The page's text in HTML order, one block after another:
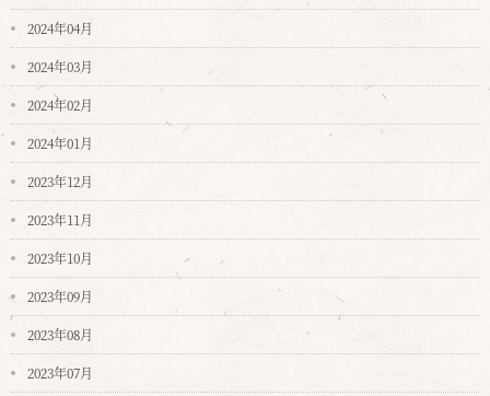
2024年04月
2024年03月
2024年02月
2024年01月
2023年12月
2023年11月
2023年10月
2023年09月
2023年08月
2023年07月